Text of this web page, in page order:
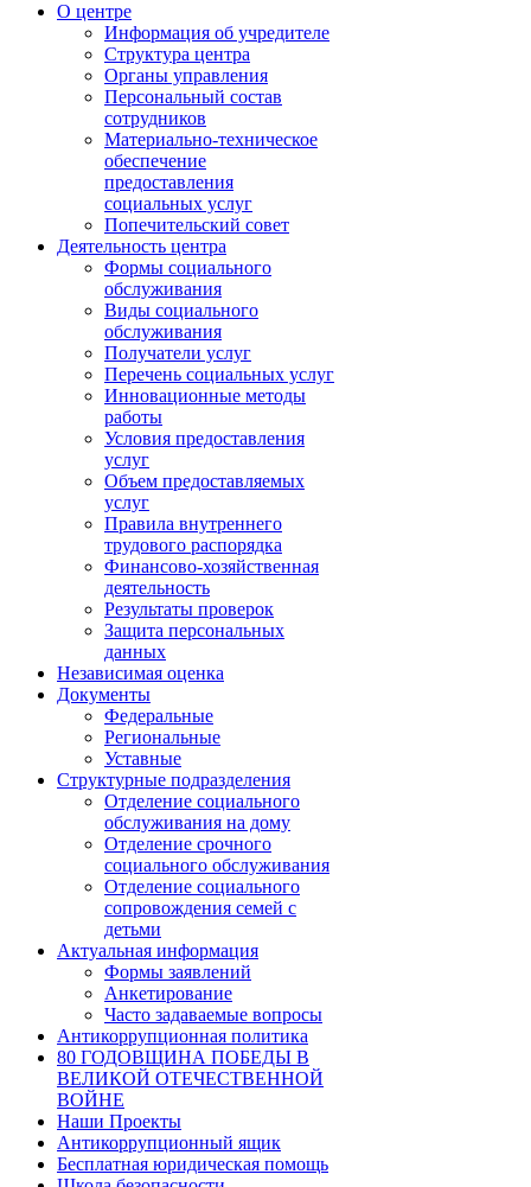
О центре
Информация об учредителе
Структура центра
Органы управления
Персональный состав
сотрудников
Материально-техническое
обеспечение
предоставления
социальных услуг
Попечительский совет
Деятельность центра
Формы социального
обслуживания
Виды социального
обслуживания
Получатели услуг
Перечень социальных услуг
Инновационные методы
работы
Условия предоставления
услуг
Объем предоставляемых
услуг
Правила внутреннего
трудового распорядка
Финансово-хозяйственная
деятельность
Результаты проверок
Защита персональных
данных
Независимая оценка
Документы
Федеральные
Региональные
Уставные
Структурные подразделения
Отделение социального
обслуживания на дому
Отделение срочного
социального обслуживания
Отделение социального
сопровождения семей с
детьми
Актуальная информация
Формы заявлений
Анкетирование
Часто задаваемые вопросы
Антикоррупционная политика
80 ГОДОВЩИНА ПОБЕДЫ В
ВЕЛИКОЙ ОТЕЧЕСТВЕННОЙ
ВОЙНЕ
Наши Проекты
Антикоррупционный ящик
Бесплатная юридическая помощь